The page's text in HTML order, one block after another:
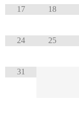
17 18
24 25
31